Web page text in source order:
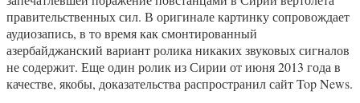
правительственных сил. В оригинале картинку сопровождает
аудиозапись, в то время как смонтированный
азербайджанский вариант ролика никаких звуковых сигналов
не содержит. Еще один ролик из Сирии от июня 2013 года в
качестве, якобы, доказательства распространил сайт Top News.